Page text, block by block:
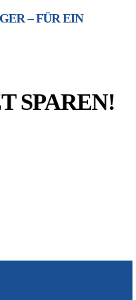
– FÜR EIN
SPAREN!